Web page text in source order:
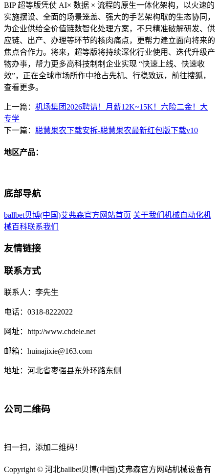
BIP 超等版凭仗 AI× 数据 × 流程的原生一体化架构，以火速的
实施摆设、全面的场景笼盖、强大的手艺架构取的生态协同，
为企业供给全价值链数智化处理方案，不只精准破解研发、供
应链、出产、办理等环节的核肉痛点，更帮力建立面向将来的
焦点合作力。将来，超等版将持续深化行业使用、迭代升级产
物办事，帮力更多高科技制制企业实现 “快速上线、快速收
效”，正在全球市场所作中抢占先机、行稳致远，前往搜狐，
查看更多。
上一篇： 机场集团2026聘请！月薪12K~15K！六险二金！大
专学
下一篇： 聪慧果农下载安拆-聪慧果农最新红包版下载v10
地区产品：
底部导航
ballbet贝博(中国)艾弗森官方网站首页 关于我们 机械自动化机
械百科联系我们
友情链接
联系方式
联系人：李先生
电话：0318-8222022
网址：http://www.chdele.net
邮箱：huinajixie@163.com
地址：河北省枣强县东外环路东侧
公司二维码
扫一扫，添加二维码！
Copyright © 河北ballbet贝博(中国)艾弗森官方网站机械设备有